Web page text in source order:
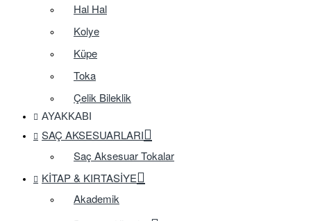
Hal Hal
Kolye
Küpe
Toka
Çelik Bileklik
AYAKKABI
SAÇ AKSESUARLARI
Saç Aksesuar Tokalar
KITAP & KIRTASIYE
Akademik